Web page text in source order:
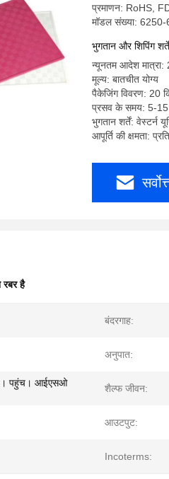
प्रमाणन: RoHS,
मॉडल संख्या:
भुगतान और शिपिंग शर्तें
न्यूनतम आदेश
मूल्य: बातचीत योग्य
पैकेजिंग विवरण: 20
प्रसव के समय: 5-15
भुगतान शर्तें: वेस्टर्न
आपूर्ति की क्षमता:
रबर है
बंदरगाह:
अनुपात:
पहुंच। आईएसओ
शैल्फ जीवन:
आउटपुट:
Incoterms: